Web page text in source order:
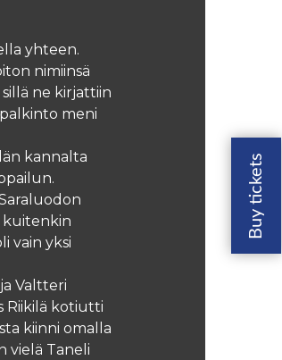
yhteen.
nimiinsä
ne kirjattiin
meni
kannalta
kuitenkin
vain yksi
Valtteri
Riikilä kotiutti
kiinni omalla
vielä Taneli